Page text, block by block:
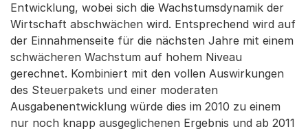
Entwicklung, wobei sich die Wachstumsdynamik der
Wirtschaft abschwächen wird. Entsprechend wird auf
der Einnahmenseite für die nächsten Jahre mit einem
schwächeren Wachstum auf hohem Niveau
gerechnet. Kombiniert mit den vollen Auswirkungen
des Steuerpakets und einer moderaten
Ausgabenentwicklung würde dies im 2010 zu einem
nur noch knapp ausgeglichenen Ergebnis und ab 2011